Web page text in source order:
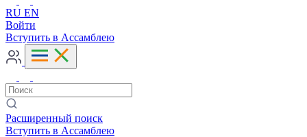
RU EN
Войти
Вступить в Ассамблею
Расширенный поиск
Вступить в Ассамблею